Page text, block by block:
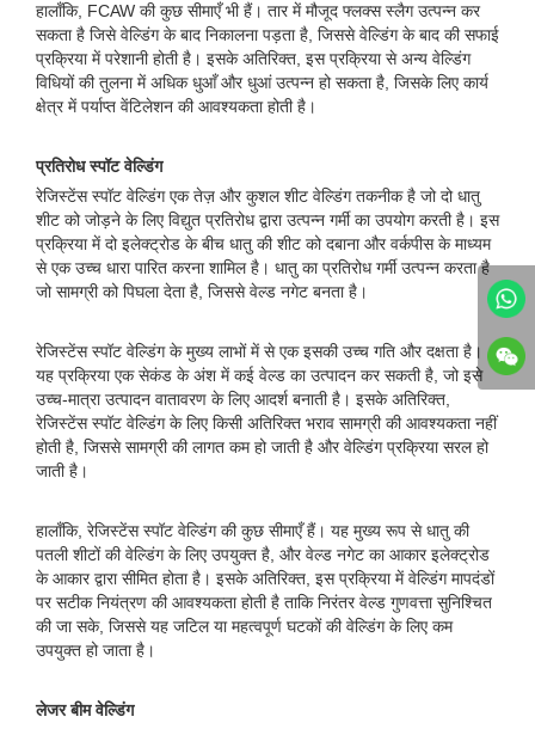
हालाँकि, FCAW की कुछ सीमाएँ भी हैं। तार में मौजूद फ्लक्स स्लैग उत्पन्न कर
सकता है जिसे वेल्डिंग के बाद निकालना पड़ता है, जिससे वेल्डिंग के बाद की सफाई
प्रक्रिया में परेशानी होती है। इसके अतिरिक्त, इस प्रक्रिया से अन्य वेल्डिंग
विधियों की तुलना में अधिक धुआँ और धुआं उत्पन्न हो सकता है, जिसके लिए कार्य
क्षेत्र में पर्याप्त वेंटिलेशन की आवश्यकता होती है।
प्रतिरोध स्पॉट वेल्डिंग
रेजिस्टेंस स्पॉट वेल्डिंग एक तेज़ और कुशल शीट वेल्डिंग तकनीक है जो दो धातु
शीट को जोड़ने के लिए विद्युत प्रतिरोध द्वारा उत्पन्न गर्मी का उपयोग करती है। इस
प्रक्रिया में दो इलेक्ट्रोड के बीच धातु की शीट को दबाना और वर्कपीस के माध्यम
से एक उच्च धारा पारित करना शामिल है। धातु का प्रतिरोध गर्मी उत्पन्न करता है
जो सामग्री को पिघला देता है, जिससे वेल्ड नगेट बनता है।
रेजिस्टेंस स्पॉट वेल्डिंग के मुख्य लाभों में से एक इसकी उच्च गति और दक्षता है।
यह प्रक्रिया एक सेकंड के अंश में कई वेल्ड का उत्पादन कर सकती है, जो इसे
उच्च-मात्रा उत्पादन वातावरण के लिए आदर्श बनाती है। इसके अतिरिक्त,
रेजिस्टेंस स्पॉट वेल्डिंग के लिए किसी अतिरिक्त भराव सामग्री की आवश्यकता नहीं
होती है, जिससे सामग्री की लागत कम हो जाती है और वेल्डिंग प्रक्रिया सरल हो
जाती है।
हालाँकि, रेजिस्टेंस स्पॉट वेल्डिंग की कुछ सीमाएँ हैं। यह मुख्य रूप से धातु की
पतली शीटों की वेल्डिंग के लिए उपयुक्त है, और वेल्ड नगेट का आकार इलेक्ट्रोड
के आकार द्वारा सीमित होता है। इसके अतिरिक्त, इस प्रक्रिया में वेल्डिंग मापदंडों
पर सटीक नियंत्रण की आवश्यकता होती है ताकि निरंतर वेल्ड गुणवत्ता सुनिश्चित
की जा सके, जिससे यह जटिल या महत्वपूर्ण घटकों की वेल्डिंग के लिए कम
उपयुक्त हो जाता है।
लेजर बीम वेल्डिंग